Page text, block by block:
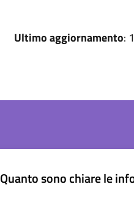
Ultimo aggiornamento:
Quanto sono chiare le